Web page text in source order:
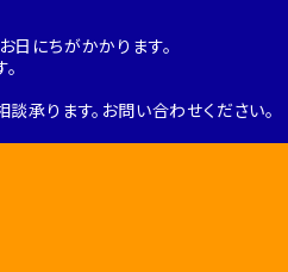
にちがかかります。
承ります。お問い合わせください。